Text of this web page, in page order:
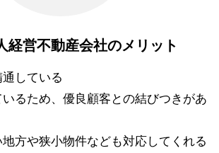
経営不動産会社のメリット
している
るため、優良顧客との結びつきがあ
方や狭小物件なども対応してくれる